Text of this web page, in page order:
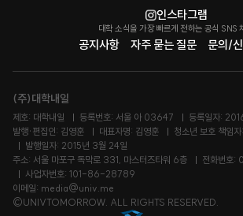
공지사항 자주 묻는 질문 문의/
인스타그램
대학 소식을 가장 빠르게 전하는 공식 SNS
(주)대학내일
제호: 대학내일 등록번호: 서울 아 03647
등록일자:
발행·편집인: 김영훈
대표자명: 김영훈
청소년 보호 책임
발행일자: 2015년 3월 24일
주소: 서울 마포구 독막로 331, 마스터즈타워 6층
전화번호
사업자번호: 101-86-28789
이메일: media@univ.me
©UNIVTOMORROW. ALL RIGHTS RESERVED.